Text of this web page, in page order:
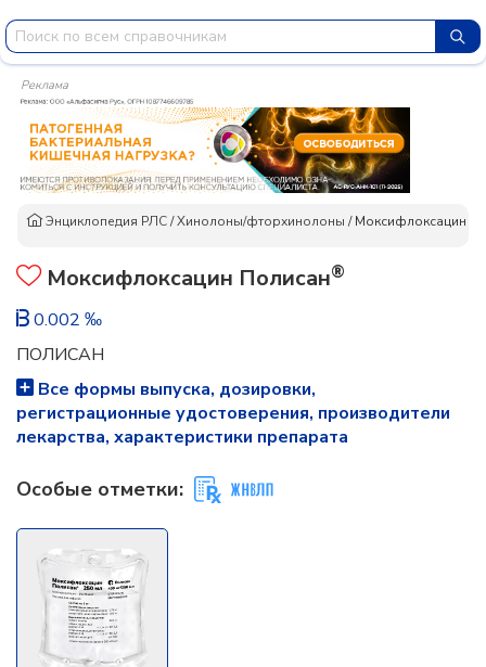
Реклама
Энциклопедия РЛС/Хинолоны/фторхинолоны /Моксифлоксацин
Моксифлоксацин Полисан®
0.002 ‰
ПОЛИСАН
Все формы выпуска, дозировки,
регистрационные удостоверения, производители
лекарства, характеристики препарата
Особые отметки: